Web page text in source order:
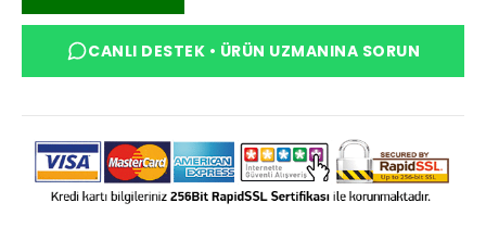
CANLI DESTEK • ÜRÜN UZMANINA SORUN